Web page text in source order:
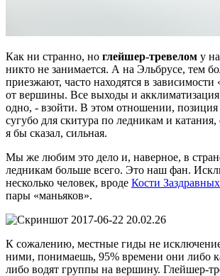
Как ни странно, но глейшер-тревелом у
никто не занимается. А на Эльбрусе, тем
приезжают, часто находятся в зависимости
от вершины. Все выходы и
одно, - взойти. В этом отношении, позиция
сугубо для скитура по ледникам и
я бы сказал, сильная.
Мы же любим это дело и, наверное, в
ледникам больше всего. Это наш фан.
несколько человек, вроде Кости Заздравных
пары «маньяков».
К сожалению, местные гиды не
ними, понимаешь, 95% времени они либо
либо водят группы на вершину. Глейшер-